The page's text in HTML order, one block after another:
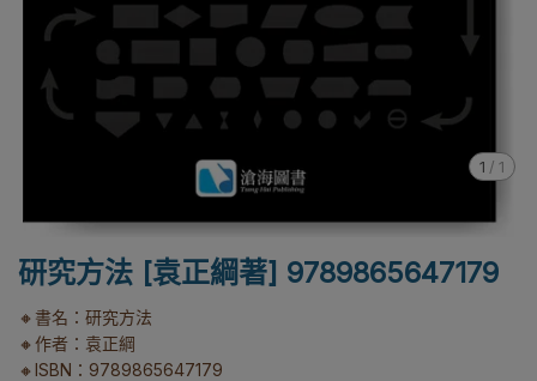
1 / 1
研究方法 [袁正綱著] 9789865647179
🔸書名：研究方法
🔸作者：袁正綱
🔸ISBN：9789865647179